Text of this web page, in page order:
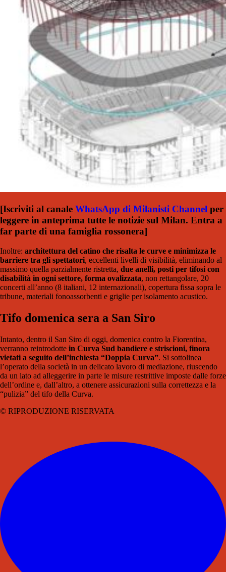
[Iscriviti al canale WhatsApp di Milanisti Channel per
leggere in anteprima tutte le notizie sul Milan. Entra a
far parte di una famiglia rossonera]
Inoltre: architettura del catino che risalta le curve e minimizza le
barriere tra gli spettatori, eccellenti livelli di visibilità, eliminando al
massimo quella parzialmente ristretta, due anelli, posti per tifosi con
disabilità in ogni settore, forma ovalizzata, non rettangolare, 20
concerti all’anno (8 italiani, 12 internazionali), copertura fissa sopra le
tribune, materiali fonoassorbenti e griglie per isolamento acustico.
Tifo domenica sera a San Siro
Intanto, dentro il San Siro di oggi, domenica contro la Fiorentina,
verranno reintrodotte in Curva Sud bandiere e striscioni, finora
vietati a seguito dell’inchiesta “Doppia Curva”. Si sottolinea
l’operato della società in un delicato lavoro di mediazione, riuscendo
da un lato ad alleggerire in parte le misure restrittive imposte dalle forze
dell’ordine e, dall’altro, a ottenere assicurazioni sulla correttezza e la
“pulizia” del tifo della Curva.
© RIPRODUZIONE RISERVATA